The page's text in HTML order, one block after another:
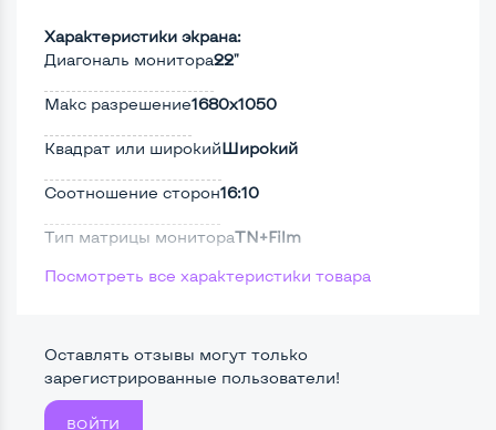
Характеристики экрана:
Диагональ монитора22"
Макс разрешение1680x1050
Квадрат или широкийШирокий
Соотношение сторон16:10
Тип матрицы монитораTN+Film
Тип подсветки монитораCCFL
Посмотреть все характеристики товара
Оставлять отзывы могут только
зарегистрированные пользователи!
ВОЙТИ